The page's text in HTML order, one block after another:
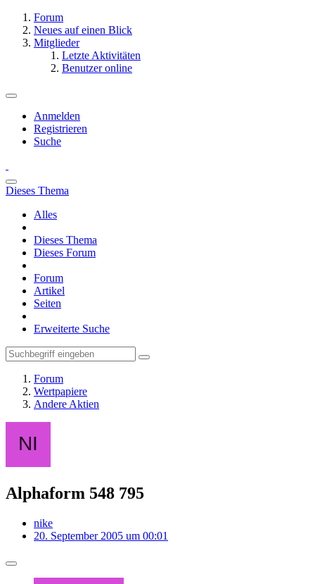
Forum
Neues auf einen Blick
Mitglieder
Letzte Aktivitäten
Benutzer online
Anmelden
Registrieren
Suche
Dieses Thema
Alles
Dieses Thema
Dieses Forum
Forum
Artikel
Seiten
Erweiterte Suche
Forum
Wertpapiere
Andere Aktien
Alphaform 548 795
nike
20. September 2005 um 00:01